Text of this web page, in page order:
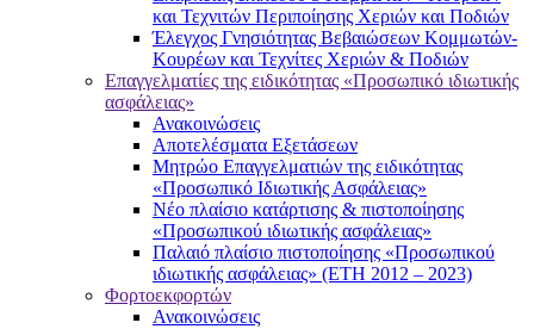
και Τεχνιτών Περιποίησης Χεριών και Ποδιών
Έλεγχος Γνησιότητας Βεβαιώσεων Κομμωτών-
Κουρέων και Τεχνίτες Χεριών & Ποδιών
Επαγγελματίες της ειδικότητας «Προσωπικό ιδιωτικής
ασφάλειας»
Ανακοινώσεις
Αποτελέσματα Εξετάσεων
Μητρώο Επαγγελματιών της ειδικότητας
«Προσωπικό Ιδιωτικής Ασφάλειας»
Νέο πλαίσιο κατάρτισης & πιστοποίησης
«Προσωπικού ιδιωτικής ασφάλειας»
Παλαιό πλαίσιο πιστοποίησης «Προσωπικού
ιδιωτικής ασφάλειας» (ΕΤΗ 2012 – 2023)
Φορτοεκφορτών
Ανακοινώσεις